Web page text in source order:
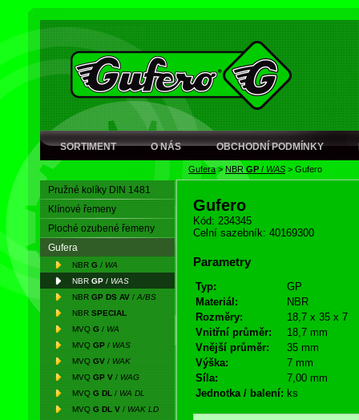
SORTIMENT O NÁS OBCHODNÍ PODMÍNKY
Gufera> NBRGP / WAS > Gufero
Pružné kolíky DIN 1481
Klínové řemeny
Ploché ozubené řemeny
Gufera
NBR G / WA
NBR GP / WAS
NBR GP DS AV / A/BS
NBR SPECIAL
MVQ G / WA
MVQ GP / WAS
MVQ GV / WAK
MVQ GP V / WAG
MVQ G DL / WA DL
MVQ G DL V / WAK LD
Gufero
Kód: 234345
Celní sazebník: 40169300
Parametry
Typ:
GP
Materiál:
NBR
Rozměry:
18,7 x 35 x 7
Vnitřní průměr:
18,7 mm
Vnější průměr:
35 mm
Výška:
7 mm
Síla:
7,00 mm
Jednotka / balení: ks